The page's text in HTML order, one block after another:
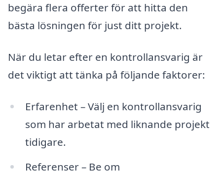
begära flera offerter för att hitta den
bästa lösningen för just ditt projekt.
När du letar efter en kontrollansvarig är
det viktigt att tänka på följande faktorer:
Erfarenhet – Välj en kontrollansvarig
som har arbetat med liknande projekt
tidigare.
Referenser – Be om